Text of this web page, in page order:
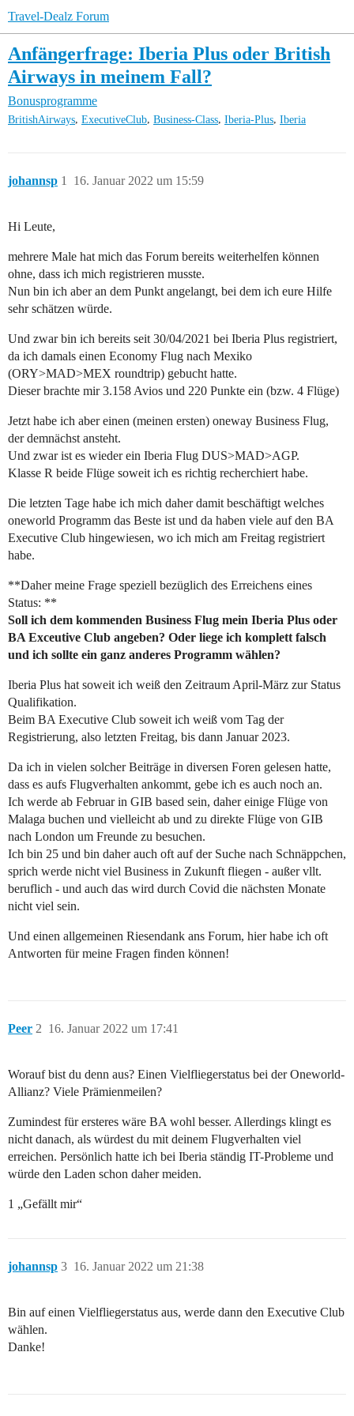
Travel-Dealz Forum
Anfängerfrage: Iberia Plus oder British
Airways in meinem Fall?
Bonusprogramme
BritishAirways, ExecutiveClub, Business-Class, Iberia-Plus, Iberia
johannsp 16. Januar 2022 um 15:59
1
Hi Leute,
mehrere Male hat mich das Forum bereits weiterhelfen können
ohne, dass ich mich registrieren musste.
Nun bin ich aber an dem Punkt angelangt, bei dem ich eure Hilfe
sehr schätzen würde.
Und zwar bin ich bereits seit 30/04/2021 bei Iberia Plus registriert,
da ich damals einen Economy Flug nach Mexiko
(ORY>MAD>MEX roundtrip) gebucht hatte.
Dieser brachte mir 3.158 Avios und 220 Punkte ein (bzw. 4 Flüge)
Jetzt habe ich aber einen (meinen ersten) oneway Business Flug,
der demnächst ansteht.
Und zwar ist es wieder ein Iberia Flug DUS>MAD>AGP.
Klasse R beide Flüge soweit ich es richtig recherchiert habe.
Die letzten Tage habe ich mich daher damit beschäftigt welches
oneworld Programm das Beste ist und da haben viele auf den BA
Executive Club hingewiesen, wo ich mich am Freitag registriert
habe.
**Daher meine Frage speziell bezüglich des Erreichens eines
Status: **
Soll ich dem kommenden Business Flug mein Iberia Plus oder
BA Exceutive Club angeben? Oder liege ich komplett falsch
und ich sollte ein ganz anderes Programm wählen?
Iberia Plus hat soweit ich weiß den Zeitraum April-März zur Status
Qualifikation.
Beim BA Executive Club soweit ich weiß vom Tag der
Registrierung, also letzten Freitag, bis dann Januar 2023.
Da ich in vielen solcher Beiträge in diversen Foren gelesen hatte,
dass es aufs Flugverhalten ankommt, gebe ich es auch noch an.
Ich werde ab Februar in GIB based sein, daher einige Flüge von
Malaga buchen und vielleicht ab und zu direkte Flüge von GIB
nach London um Freunde zu besuchen.
Ich bin 25 und bin daher auch oft auf der Suche nach Schnäppchen,
sprich werde nicht viel Business in Zukunft fliegen - außer vllt.
beruflich - und auch das wird durch Covid die nächsten Monate
nicht viel sein.
Und einen allgemeinen Riesendank ans Forum, hier habe ich oft
Antworten für meine Fragen finden können!
Peer 16. Januar 2022 um 17:41
2
Worauf bist du denn aus? Einen Vielfliegerstatus bei der Oneworld-
Allianz? Viele Prämienmeilen?
Zumindest für ersteres wäre BA wohl besser. Allerdings klingt es
nicht danach, als würdest du mit deinem Flugverhalten viel
erreichen. Persönlich hatte ich bei Iberia ständig IT-Probleme und
würde den Laden schon daher meiden.
1 „Gefällt mir“
johannsp 16. Januar 2022 um 21:38
3
Bin auf einen Vielfliegerstatus aus, werde dann den Executive Club
wählen.
Danke!